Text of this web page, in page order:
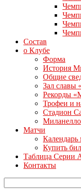
Состав
о Клубе
Форма
История
Общие
Зал славы
Рекорды
Трофеи и
Стадион
Миланелло
Матчи
Календарь
Купить
Таблица Серии
Контакты